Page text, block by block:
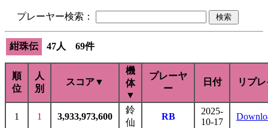
プレーヤー検索：
紺珠伝 47人 69件
順
位
人
別
スコア▼
機
体
▼
プレーヤ
ー
日付 リプ
1 1 3,933,973,600
鈴
仙
RB
2025-
10-17